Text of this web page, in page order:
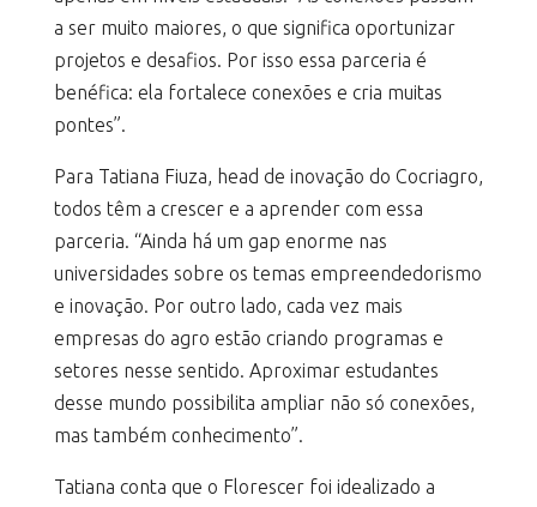
a ser muito maiores, o que significa oportunizar
projetos e desafios. Por isso essa parceria é
benéfica: ela fortalece conexões e cria muitas
pontes”.
Para Tatiana Fiuza, head de inovação do Cocriagro,
todos têm a crescer e a aprender com essa
parceria. “Ainda há um gap enorme nas
universidades sobre os temas empreendedorismo
e inovação. Por outro lado, cada vez mais
empresas do agro estão criando programas e
setores nesse sentido. Aproximar estudantes
desse mundo possibilita ampliar não só conexões,
mas também conhecimento”.
Tatiana conta que o Florescer foi idealizado a